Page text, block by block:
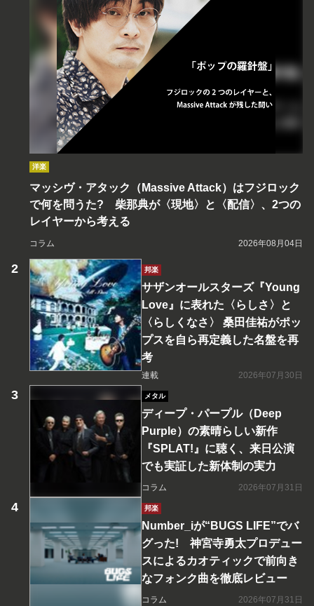
洋楽
マッシヴ・アタック（Massive Attack）はフジロック
で何を問うた? 柴那典が〈現地〉と〈配信〉、2つの
レイヤーから考える
コラム 2026年08月04日
邦楽
サザンオールスターズ『Young
Love』に表れた〈らしさ〉と
〈らしくなさ〉 桑田佳祐がポッ
プスを自ら再定義した名盤を再
考
連載 2026年07月30日
メタル
ディープ・パープル（Deep
Purple）の素晴らしい新作
『SPLAT!』に聴く、来日公演
でも実証した新体制の実力
コラム 2026年07月31日
邦楽
Number_iが“BUGS LIFE”でバ
グった! 神宮寺勇太プロデュー
スによるカオティックで前向き
なフォンク曲を徹底レビュー
コラム 2026年07月31日